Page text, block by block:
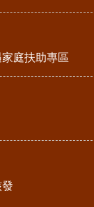
庭扶助專區